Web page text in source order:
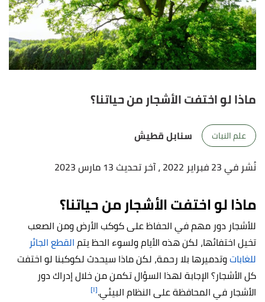
ماذا لو اختفت الأشجار من حياتنا؟
علم النبات
سنابل قطيش
نُشر في 23 فبراير 2022
، آخر تحديث 13 مارس 2023
ماذا لو اختفت الأشجار من حياتنا؟
للأشجار دور مهم في الحفاظ على كوكب الأرض ومن الصعب
تخيل اختفائها، لكن هذه الأيام ولسوء الحظ يتمالقطع الجائر
للغاباتوتدميرها بلا رحمة، لكن ماذا سيحدث لكوكبنا لو اختفت
كل الأشجار؟ الإجابة لهذا السؤال تكمن من خلال إدراك دور
الأشجار في المحافظة على النظام البيئي.[١]